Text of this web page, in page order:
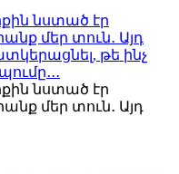
նստած էր
մեր տուն․ Այդ
թե ինչ
նստած էր
մեր տուն․ Այդ